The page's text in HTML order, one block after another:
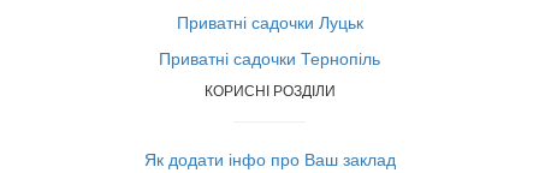
Приватні садочки Луцьк
Приватні садочки Тернопіль
КОРИСНІ РОЗДІЛИ
Як додати інфо про Ваш заклад